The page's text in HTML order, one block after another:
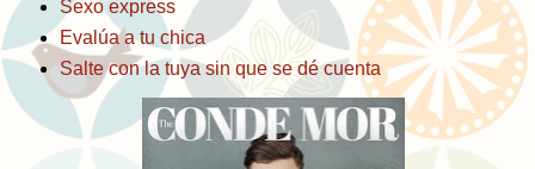
Sexo express
Evalúa a tu chica
Salte con la tuya sin que se dé cuenta